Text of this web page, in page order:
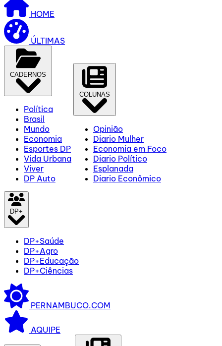
HOME
ÚLTIMAS
CADERNOS
Política
Brasil
Mundo
Economia
Esportes DP
Vida Urbana
Viver
DP Auto
COLUNAS
Opinião
Diario Mulher
Economia em Foco
Diario Político
Esplanada
Diario Econômico
DP+
DP+Saúde
DP+Agro
DP+Educação
DP+Ciências
PERNAMBUCO.COM
AQUIPE